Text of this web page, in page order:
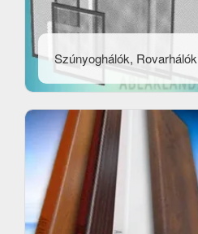
Szúnyoghálók, Rovarhálók